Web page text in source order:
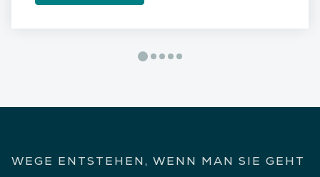
WEGE ENTSTEHEN, WENN MAN SIE GEHT